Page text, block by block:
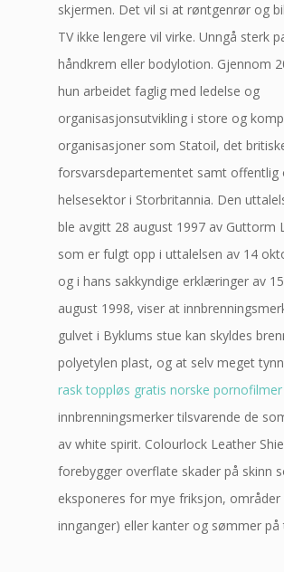
skjermen. Det vil si at røntgenrør og
TV ikke lengere vil virke. Unngå sterk
håndkrem eller bodylotion. Gjennom
hun arbeidet faglig med ledelse og
organisasjonsutvikling i store og
organisasjoner som Statoil, det
forsvarsdepartementet samt offentlig
helsesektor i Stor­britannia. Den
ble avgitt 28 august 1997 av Guttorm
som er fulgt opp i uttalelsen av 14
og i hans sakkyndige erklæringer av
august 1998, viser at
gulvet i Byklums stue kan skyldes
polyetylen plast, og at selv meget tynn
rask toppløs gratis norske pornofilmer
innbrenningsmerker tilsvarende de
av white spirit. Colourlock Leather
forebygger overflate skader på skinn
eksponeres for mye friksjon, områder
innganger) eller kanter og sømmer på